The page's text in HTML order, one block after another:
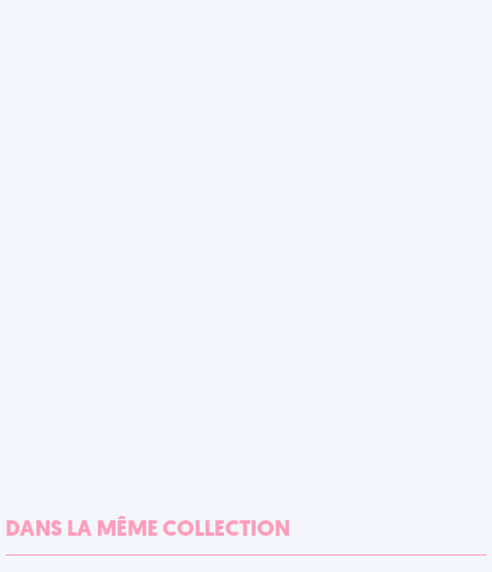
DANS LA MÊME COLLECTION